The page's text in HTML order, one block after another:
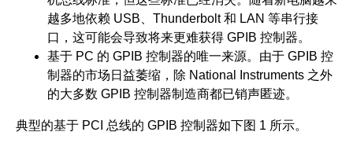
越多地依赖 USB、Thunderbolt 和 LAN 等串行接
口，这可能会导致将来更难获得 GPIB 控制器。
基于 PC 的 GPIB 控制器的唯一来源。由于 GPIB 控
制器的市场日益萎缩，除 National Instruments 之外
的大多数 GPIB 控制器制造商都已销声匿迹。
典型的基于 PCI 总线的 GPIB 控制器如下图 1 所示。